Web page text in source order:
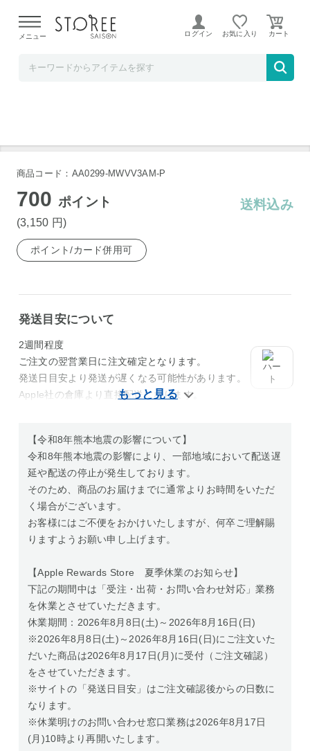
よる配送遅延が発生しております。
メニュー ログイン お気に入り
Apple 20W USB-C電源アダプタ
商品コード：AA0299-MWVV3AM-P
700ポイント
(3,150 円)
送料込み
ポイント/カード併用可
発送目安について
2週間程度
ご注文の翌営業日に注文確定となります。
発送日目安より発送が遅くなる可能性があります。
Apple社の倉庫より直接配送になります。
【令和8年熊本地震の影響について】
令和8年熊本地震の影響により、一部地域において配送遅
延や配送の停止が発生しております。
そのため、商品のお届けまでに通常よりお時間をいただ
く場合がございます。
お客様にはご不便をおかけいたしますが、何卒ご理解賜
りますようお願い申し上げます。
【Apple Rewards Store 夏季休業のお知らせ】
下記の期間中は「受注・出荷・お問い合わせ対応」業務
を休業とさせていただきます。
休業期間：2026年8月8日(土)～2026年8月16日(日)
※2026年8月8日(土)～2026年8月16日(日)にご注文いた
だいた商品は2026年8月17日(月)に受付（ご注文確認）
をさせていただきます。
※サイトの「発送日目安」はご注文確認後からの日数に
なります。
※休業明けのお問い合わせ窓口業務は2026年8月17日
(月)10時より再開いたします。